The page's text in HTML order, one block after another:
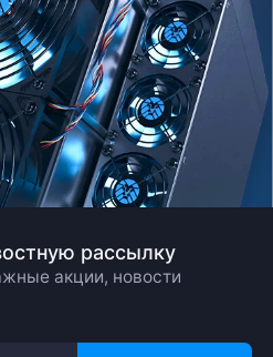
рассылку
акции, новости